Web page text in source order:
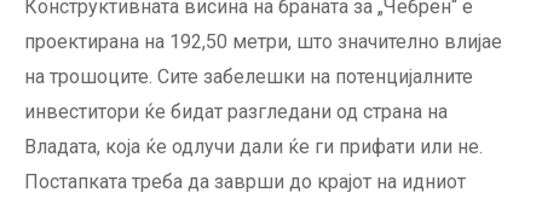
Конструктивната висина на браната за „Чебрен“ е
проектирана на 192,50 метри, што значително влијае
на трошоците. Сите забелешки на потенцијалните
инвеститори ќе бидат разгледани од страна на
Владата, која ќе одлучи дали ќе ги прифати или не.
Постапката треба да заврши до крајот на идниот